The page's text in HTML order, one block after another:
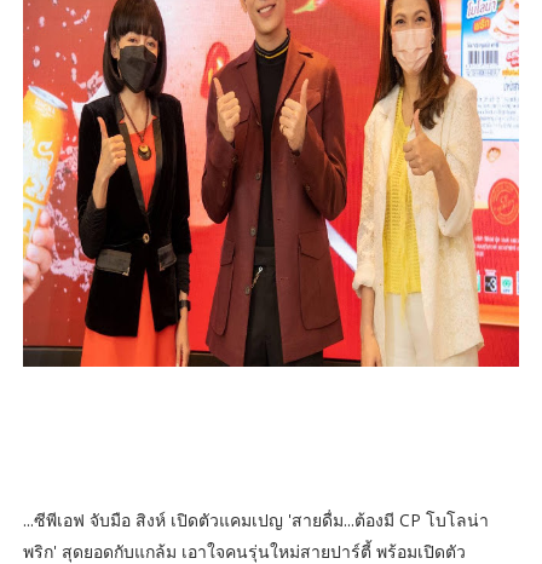
...ซีพีเอฟ จับมือ สิงห์ เปิดตัวแคมเปญ 'สายดื่ม...ต้องมี CP โบโลน่า
พริก' สุดยอดกับแกล้ม เอาใจคนรุ่นใหม่สายปาร์ตี้ พร้อมเปิดตัว